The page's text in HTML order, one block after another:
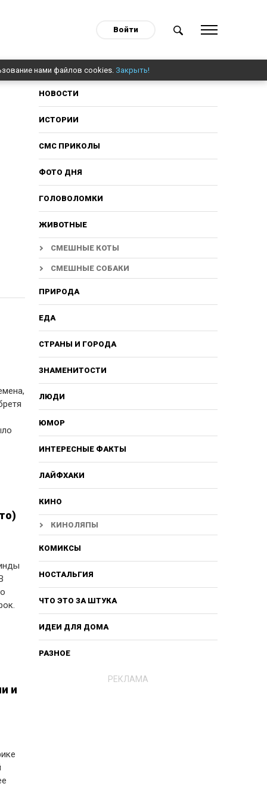
Войти
нами файлов cookies. Закрыть!
и
НОВОСТИ
ИСТОРИИ
СМС ПРИКОЛЫ
ФОТО ДНЯ
ГОЛОВОЛОМКИ
ЖИВОТНЫЕ
СМЕШНЫЕ КОТЫ
СМЕШНЫЕ СОБАКИ
ПРИРОДА
ЕДА
СТРАНЫ И ГОРОДА
ЗНАМЕНИТОСТИ
ЛЮДИ
ЮМОР
ИНТЕРЕСНЫЕ ФАКТЫ
ЛАЙФХАКИ
КИНО
КИНОЛЯПЫ
КОМИКСЫ
НОСТАЛЬГИЯ
ЧТО ЭТО ЗА ШТУКА
ИДЕИ ДЛЯ ДОМА
РАЗНОЕ
РЕКЛАМА